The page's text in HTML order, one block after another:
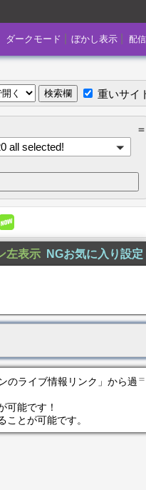
配
ぼかし表示
ダークモード
重いサイ
＝
all selected!
左表示
NGお気に入り設定
＝
のライブ情報リンク」から過
可能です！
ことが可能です。